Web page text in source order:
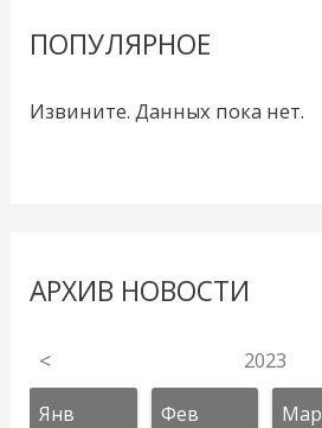
ПОПУЛЯРНОЕ
Извините. Данных пока нет.
АРХИВ НОВОСТИ
< 2023
Янв Фев Мар